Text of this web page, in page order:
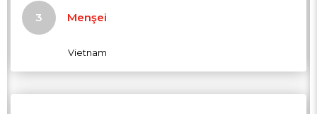
Menşei
Vietnam